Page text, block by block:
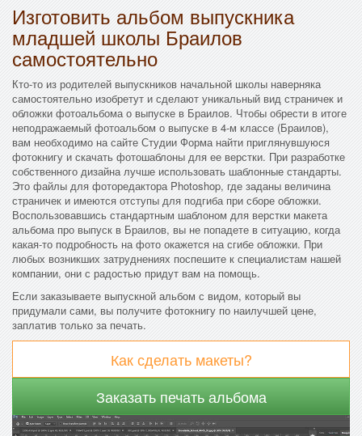
Изготовить альбом выпускника
младшей школы Браилов
самостоятельно
Кто-то из родителей выпускников начальной школы наверняка
самостоятельно изобретут и сделают уникальный вид страничек и
обложки фотоальбома о выпуске в Браилов. Чтобы обрести в итоге
неподражаемый фотоальбом о выпуске в 4-м классе (Браилов),
вам необходимо на сайте Студии Форма найти приглянувшуюся
фотокнигу и скачать фотошаблоны для ее верстки. При разработке
собственного дизайна лучше использовать шаблонные стандарты.
Это файлы для фоторедактора Photoshop, где заданы величина
страничек и имеются отступы для подгиба при сборе обложки.
Воспользовавшись стандартным шаблоном для верстки макета
альбома про выпуск в Браилов, вы не попадете в ситуацию, когда
какая-то подробность на фото окажется на сгибе обложки. При
любых возникших затруднениях поспешите к специалистам нашей
компании, они с радостью придут вам на помощь.
Если заказываете выпускной альбом с видом, который вы
придумали сами, вы получите фотокнигу по наилучшей цене,
заплатив только за печать.
Как сделать макеты?
Заказать печать альбома